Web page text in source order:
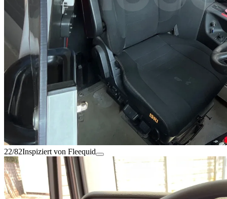
22/82Inspiziert von Fleequid